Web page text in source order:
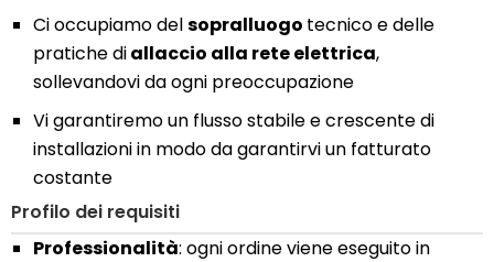
Ci occupiamo delsopralluogo tecnico e delle
pratiche diallaccio alla rete elettrica,
sollevandovi da ogni preoccupazione
Vi garantiremo un flusso stabile e crescente di
installazioni in modo da garantirvi un fatturato
costante
Profilo dei requisiti
Professionalità: ogni ordine viene eseguito in